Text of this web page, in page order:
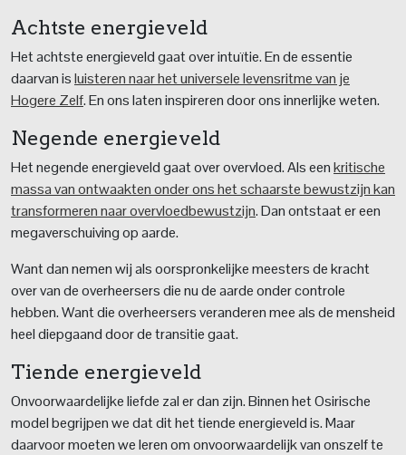
Achtste energieveld
Het achtste energieveld gaat over intuïtie. En de essentie
daarvan isluisteren naar het universele levensritme van je
Hogere Zelf. En ons laten inspireren door ons innerlijke weten.
Negende energieveld
Het negende energieveld gaat over overvloed. Als eenkritische
massa van ontwaakten onder ons het schaarste bewustzijn kan
transformeren naar overvloedbewustzijn. Dan ontstaat er een
megaverschuiving op aarde.
Want dan nemen wij als oorspronkelijke meesters de kracht
over van de overheersers die nu de aarde onder controle
hebben. Want die overheersers veranderen mee als de mensheid
heel diepgaand door de transitie gaat.
Tiende energieveld
Onvoorwaardelijke liefde zal er dan zijn. Binnen het Osirische
model begrijpen we dat dit het tiende energieveld is. Maar
daarvoor moeten we leren om onvoorwaardelijk van onszelf te